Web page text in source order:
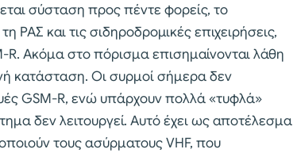
σύσταση προς πέντε φορείς, το
και τις σιδηροδρομικές επιχειρήσεις,
Ακόμα στο πόρισμα επισημαίνονται λάθη
κατάσταση. Οι συρμοί σήμερα δεν
GSM-R, ενώ υπάρχουν πολλά «τυφλά»
δεν λειτουργεί. Αυτό έχει ως αποτέλεσμα
τους ασύρματους VHF, που